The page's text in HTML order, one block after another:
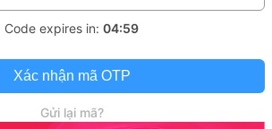
Code expires in: 04:59
Xác nhận mã OTP
Gửi lại mã?